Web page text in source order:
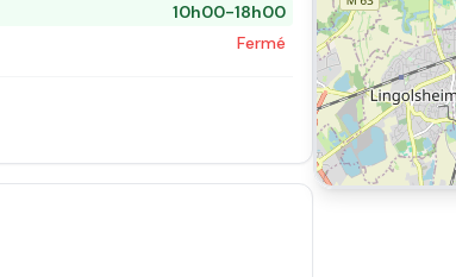
10h00-18h00
Fermé